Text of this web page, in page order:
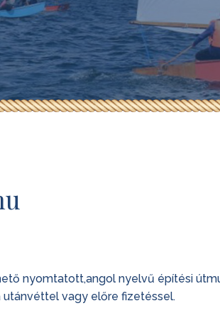
nyomtatott,angol nyelvű építési
vagy előre fizetéssel.